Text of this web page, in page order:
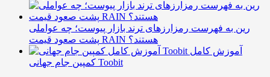
رین به فهرست رمزارزهای ترند بازار پیوست؛ چه عواملی
پشت صعود قیمت RAIN هستند؟
آموزش کامل
کمپین جام جهانی Toobit